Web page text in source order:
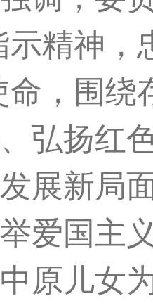
示精神，
命，围
弘扬红
展新局
爱国主
原儿女